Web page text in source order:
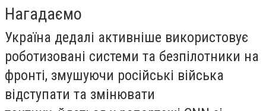
Нагадаємо
Україна дедалі активніше використовує
роботизовані системи та безпілотники на
фронті, змушуючи російські війська
відступати та змінювати